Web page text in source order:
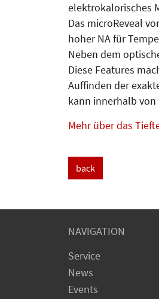
elektrokalorisches
Das microReveal
hoher NA für
Neben dem
Diese Features
Auffinden der
kann innerhalb
Mehr über das
back
NAVIGATION
Service
News
Events